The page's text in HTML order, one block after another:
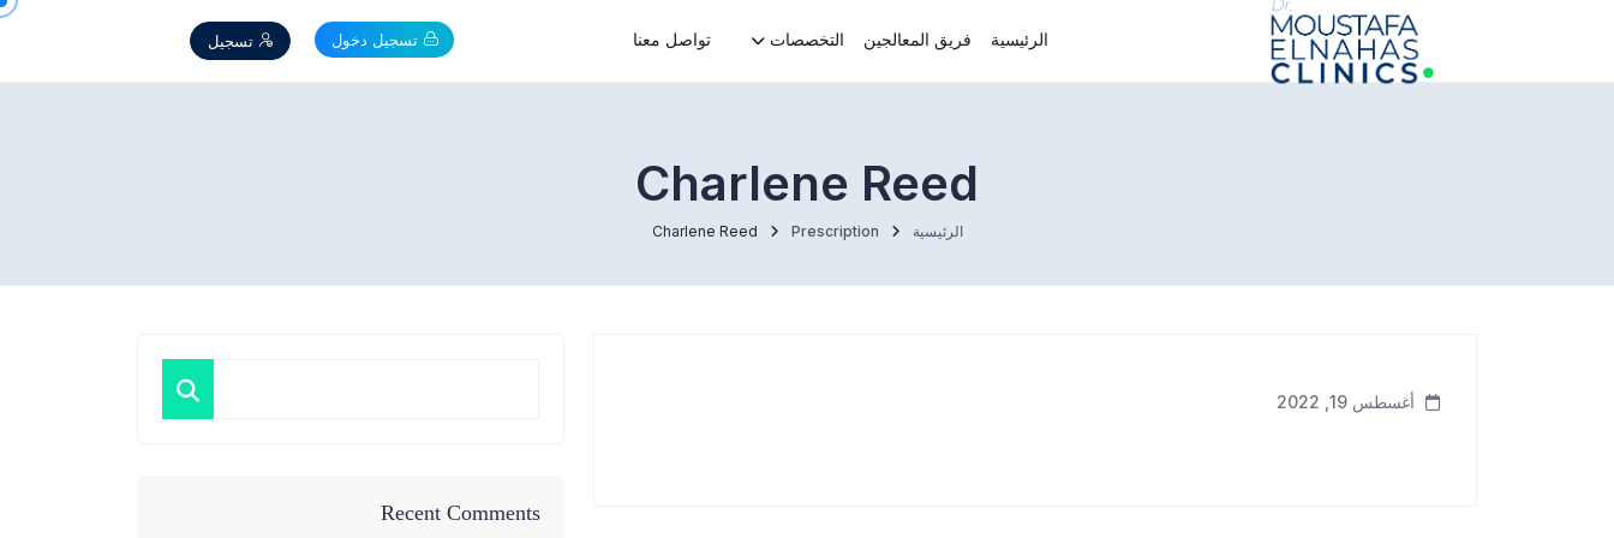
info@drmoustafaelnahasclinics.com
الرئيسية فريق المعالجين التخصصات تواصل معنا تسجيل دخول تسجيل
Charlene Reed
الرئيسية Prescription
Charlene Reed
أغسطس 19, 2022
Recent Comments